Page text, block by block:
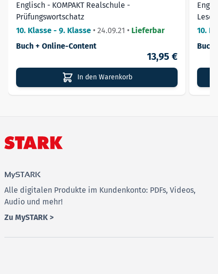
Englisch - KOMPAKT Realschule -
Prüfungswortschatz
10. Klasse - 9. Klasse • 24.09.21 • Lieferbar
Buch + Online-Content
13,95 €
In den Warenkorb
10.
Buch
MySTARK
Alle digitalen Produkte im Kundenkonto: PDFs, Videos,
Audio und mehr!
Zu MySTARK >